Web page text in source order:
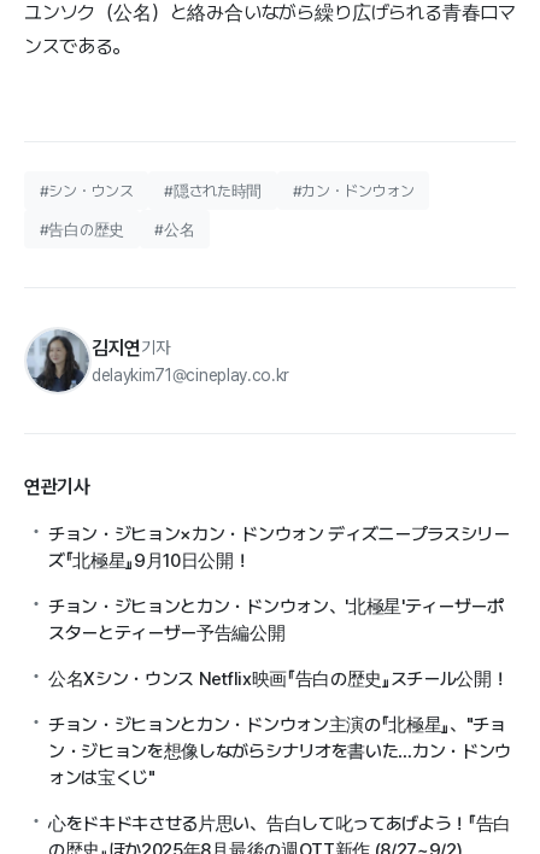
ユンソク（公名）と絡み合いながら繰り広げられる青春ロマ
ンスである。
#シン・ウンス #隠された時間 #カン・ドンウォン
#告白の歴史 #公名
김지연기자
delaykim71@cineplay.co.kr
연관기사
チョン・ジヒョン×カン・ドンウォン ディズニープラスシリー
ズ『北極星』9月10日公開！
チョン・ジヒョンとカン・ドンウォン、'北極星'ティーザーポ
スターとティーザー予告編公開
公名Xシン・ウンス Netflix映画『告白の歴史』スチール公開！
チョン・ジヒョンとカン・ドンウォン主演の『北極星』、"チョ
ン・ジヒョンを想像しながらシナリオを書いた…カン・ドンウ
ォンは宝くじ"
心をドキドキさせる片思い、告白して叱ってあげよう！『告白